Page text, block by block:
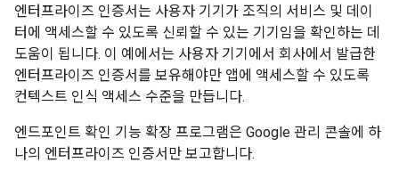
엔터프라이즈 인증서는 사용자 기기가 조직의 서비스 및 데이
터에 액세스할 수 있도록 신뢰할 수 있는 기기임을 확인하는 데
도움이 됩니다. 이 예에서는 사용자 기기에서 회사에서 발급한
엔터프라이즈 인증서를 보유해야만 앱에 액세스할 수 있도록
컨텍스트 인식 액세스 수준을 만듭니다.
엔드포인트 확인 기능 확장 프로그램은 Google 관리 콘솔에 하
나의 엔터프라이즈 인증서만 보고합니다.